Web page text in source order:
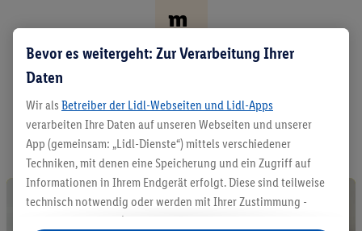
m
en
A
l
l
e
P
r
o
Bevor es weitergeht: Zur Verarbeitung Ihrer
Daten
Wir als Betreiber der Lidl-Webseiten und Lidl-Apps
verarbeiten Ihre Daten auf unseren Webseiten und unserer
App (gemeinsam: „Lidl-Dienste“) mittels verschiedener
Techniken, mit denen eine Speicherung und ein Zugriff auf
Informationen in Ihrem Endgerät erfolgt. Diese sind teilweise
technisch notwendig oder werden mit Ihrer Zustimmung -
auch durch Partner (u.a.